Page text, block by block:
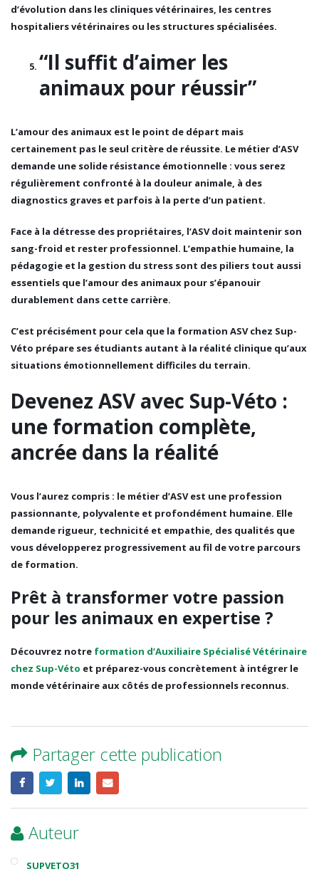
d’évolution dans les cliniques vétérinaires, les centres
hospitaliers vétérinaires ou les structures spécialisées.
“Il suffit d’aimer les
animaux pour réussir”
L’amour des animaux est le point de départ mais
certainement pas le seul critère de réussite. Le métier d’ASV
demande une solide résistance émotionnelle : vous serez
régulièrement confronté à la douleur animale, à des
diagnostics graves et parfois à la perte d’un patient.
Face à la détresse des propriétaires, l’ASV doit maintenir son
sang-froid et rester professionnel. L’empathie humaine, la
pédagogie et la gestion du stress sont des piliers tout aussi
essentiels que l’amour des animaux pour s’épanouir
durablement dans cette carrière.
C’est précisément pour cela que la formation ASV chez Sup-
Véto prépare ses étudiants autant à la réalité clinique qu’aux
situations émotionnellement difficiles du terrain.
Devenez ASV avec Sup-Véto :
une formation complète,
ancrée dans la réalité
Vous l’aurez compris : le métier d’ASV est une profession
passionnante, polyvalente et profondément humaine. Elle
demande rigueur, technicité et empathie, des qualités que
vous développerez progressivement au fil de votre parcours
de formation.
Prêt à transformer votre passion
pour les animaux en expertise ?
Découvrez notre formation d’Auxiliaire Spécialisé Vétérinaire
chez Sup-Véto et préparez-vous concrètement à intégrer le
monde vétérinaire aux côtés de professionnels reconnus.
Partager cette publication
Auteur
SUPVETO31